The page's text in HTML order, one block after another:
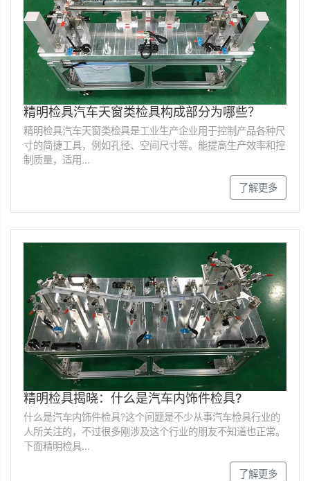
精明检具汽车天窗类检具构成部分为哪些？
精明检具汽车天窗类检具是工业生产企业用于控制产品各种尺
寸的简捷工具，例如孔径、空间尺寸等。能提高生产效率和控
制质量，适用…
了解更多
精明检具揭晓：什么是汽车内饰件检具?
什么是汽车内饰件检具?这个问题是不少从事汽车检具行业的
人所关注的，不过很多刚涉及这个行业的朋友不知道也正常。
下面精明检具…
了解更多